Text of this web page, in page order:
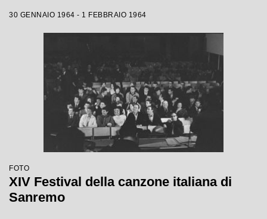
30 GENNAIO 1964 - 1 FEBBRAIO 1964
FOTO
XIV Festival della canzone italiana di
Sanremo